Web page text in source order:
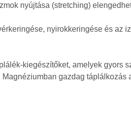
nyújtása (stretching)
nyirokkeringése és az
kiegészítőket, amelyek gyors
gazdag táplálkozás